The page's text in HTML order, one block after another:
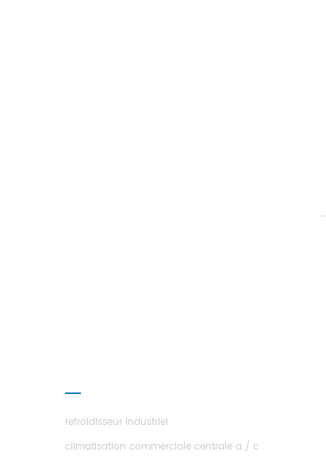
refroidisseur industriel
climatisation commerciale centrale a / c